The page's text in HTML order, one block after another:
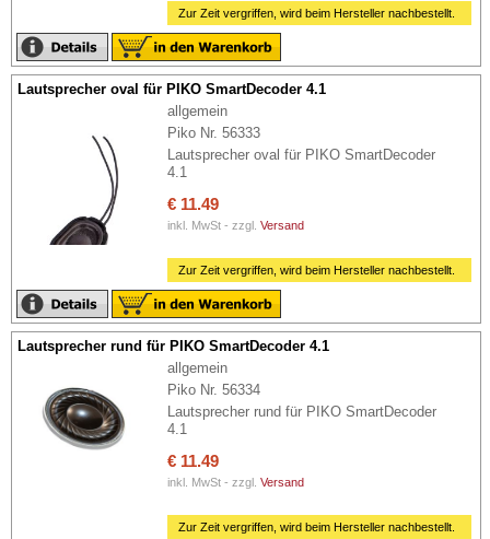
Zur Zeit vergriffen, wird beim Hersteller nachbestellt.
Lautsprecher oval für PIKO SmartDecoder 4.1
allgemein
Piko Nr. 56333
Lautsprecher oval für PIKO SmartDecoder
4.1
€ 11.49
inkl. MwSt - zzgl. Versand
Zur Zeit vergriffen, wird beim Hersteller nachbestellt.
Lautsprecher rund für PIKO SmartDecoder 4.1
allgemein
Piko Nr. 56334
Lautsprecher rund für PIKO SmartDecoder
4.1
€ 11.49
inkl. MwSt - zzgl. Versand
Zur Zeit vergriffen, wird beim Hersteller nachbestellt.